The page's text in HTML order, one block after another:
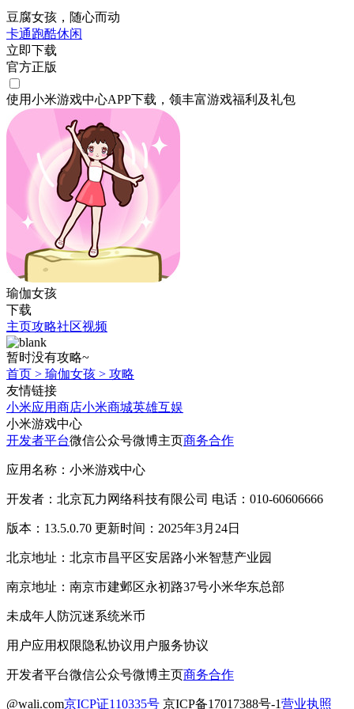
豆腐女孩，随心而动
卡通跑酷休闲
立即下载
官方正版
使用小米游戏中心APP下载 ，领丰富游戏福利 及礼包
瑜伽女孩
下载
主页攻略社区视频
暂时没有攻略~
首页 > 瑜伽女孩 > 攻略
友情链接
小米应用商店小米商城英雄互娱
小米游戏中心
开发者平台微信公众号微博主页商务合作
应用名称：小米游戏中心
开发者：北京瓦力网络科技有限公司 电话：010-60606666
版本：13.5.0.70 更新时间：2025年3月24日
北京地址：北京市昌平区安居路小米智慧产业园
南京地址：南京市建邺区永初路37号小米华东总部
未成年人防沉迷系统米币
用户应用权限隐私协议用户服务协议
开发者平台微信公众号微博主页商务合作
@wali.com京ICP证110335号 京ICP备17017388号-1营业执照